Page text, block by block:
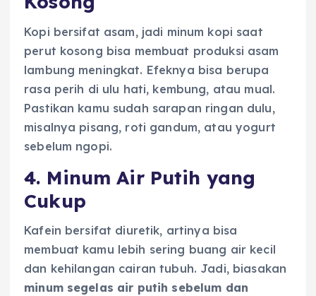
Kopi bersifat asam, jadi minum kopi saat
perut kosong bisa membuat produksi asam
lambung meningkat. Efeknya bisa berupa
rasa perih di ulu hati, kembung, atau mual.
Pastikan kamu sudah sarapan ringan dulu,
misalnya pisang, roti gandum, atau yogurt
sebelum ngopi.
4. Minum Air Putih yang
Cukup
Kafein bersifat diuretik, artinya bisa
membuat kamu lebih sering buang air kecil
dan kehilangan cairan tubuh. Jadi, biasakan
minum segelas air putih sebelum dan